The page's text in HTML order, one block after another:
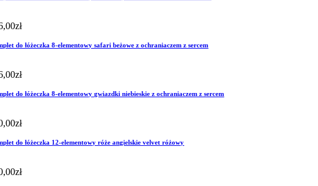
zł
do łóżeczka 8-elementowy safari beżowe z ochraniaczem z sercem
zł
do łóżeczka 8-elementowy gwiazdki niebieskie z ochraniaczem z sercem
zł
do łóżeczka 12-elementowy róże angielskie velvet różowy
zł